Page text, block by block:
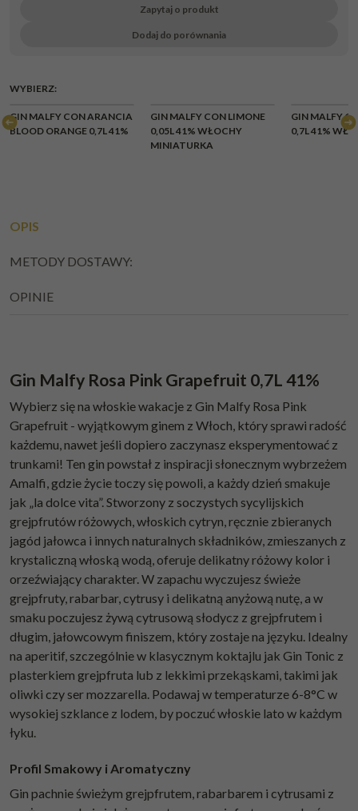
Zapytaj o produkt
Dodaj do porównania
WYBIERZ:
GIN MALFY CON ARANCIA
BLOOD ORANGE 0,7L 41%
GIN MALFY CON LIMONE
0,05L 41% WŁOCHY
MINIATURKA
GIN MALFY
0,7L 41%
OPIS
METODY DOSTAWY:
OPINIE
Gin Malfy Rosa Pink Grapefruit 0,7L 41%
Wybierz się na włoskie wakacje z Gin Malfy Rosa Pink
Grapefruit - wyjątkowym ginem z Włoch, który sprawi radość
każdemu, nawet jeśli dopiero zaczynasz eksperymentować z
trunkami! Ten gin powstał z inspiracji słonecznym wybrzeżem
Amalfi, gdzie życie toczy się powoli, a każdy dzień smakuje
jak „la dolce vita”. Stworzony z soczystych sycylijskich
grejpfrutów różowych, włoskich cytryn, ręcznie zbieranych
jagód jałowca i innych naturalnych składników, zmieszanych z
krystaliczną włoską wodą, oferuje delikatny różowy kolor i
orzeźwiający charakter. W zapachu wyczujesz świeże
grejpfruty, rabarbar, cytrusy i delikatną anyżową nutę, a w
smaku poczujesz żywą cytrusową słodycz z grejpfrutem i
długim, jałowcowym finiszem, który zostaje na języku. Idealny
na aperitif, szczególnie w klasycznym koktajlu jak Gin Tonic z
plasterkiem grejpfruta lub z lekkimi przekąskami, takimi jak
oliwki czy ser mozzarella. Podawaj w temperaturze 6-8°C w
wysokiej szklance z lodem, by poczuć włoskie lato w każdym
łyku.
Profil Smakowy i Aromatyczny
Gin pachnie świeżym grejpfrutem, rabarbarem i cytrusami z